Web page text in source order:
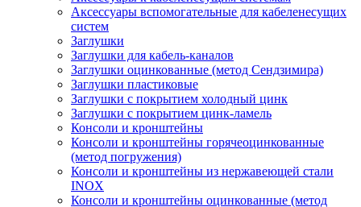
Аксессуары вспомогательные для кабеленесущих
систем
Заглушки
Заглушки для кабель-каналов
Заглушки оцинкованные (метод Сендзимира)
Заглушки пластиковые
Заглушки с покрытием холодный цинк
Заглушки с покрытием цинк-ламель
Консоли и кронштейны
Консоли и кронштейны горячеоцинкованные
(метод погружения)
Консоли и кронштейны из нержавеющей стали
INOX
Консоли и кронштейны оцинкованные (метод